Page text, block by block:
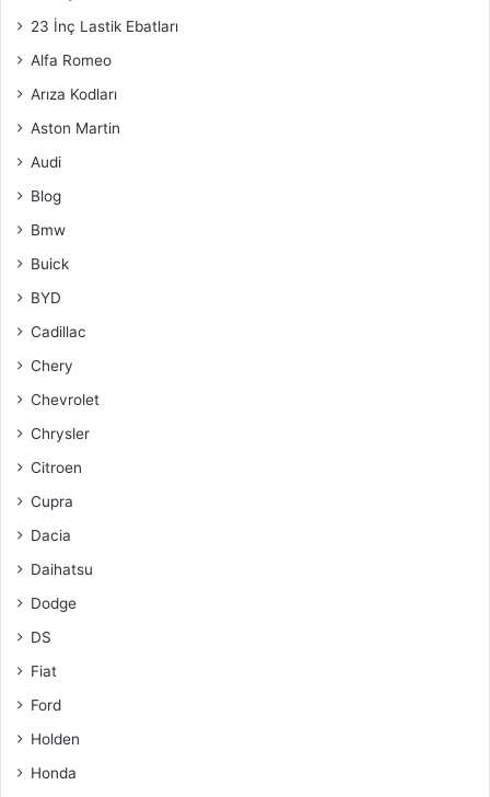
23 İnç Lastik Ebatları
Alfa Romeo
Arıza Kodları
Aston Martin
Audi
Blog
Bmw
Buick
BYD
Cadillac
Chery
Chevrolet
Chrysler
Citroen
Cupra
Dacia
Daihatsu
Dodge
DS
Fiat
Ford
Holden
Honda